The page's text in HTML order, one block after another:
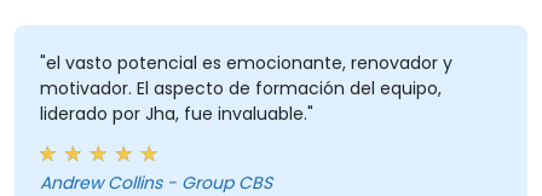
"el vasto potencial es emocionante, renovador y
motivador. El aspecto de formación del equipo,
liderado por Jha, fue invaluable."
Andrew Collins - Group CBS